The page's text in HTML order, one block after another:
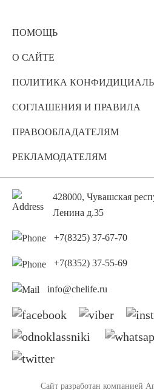
ПОМОЩЬ
О САЙТЕ
ПОЛИТИКА
СОГЛАШЕНИЯ И ПРАВИЛА
ПРАВООБЛАДАТЕЛЯМ
РЕКЛАМОДАТЕЛЯМ
428000, Чувашская
Ленина д.35
+7(8325) 37-67-70
+7(8352) 37-55-69
info@chelife.ru
Сайт разработан компанией